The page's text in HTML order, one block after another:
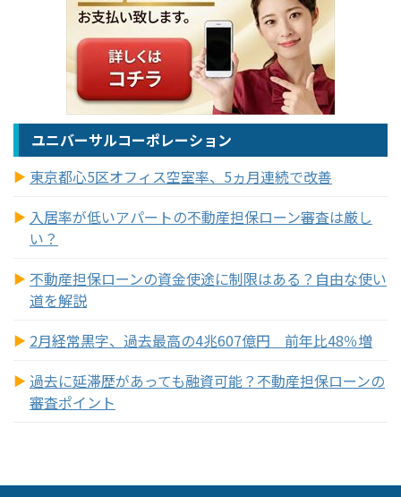
ユニバーサルコーポレーション
東京都心5区オフィス空室率、5ヵ月連続で改善
入居率が低いアパートの不動産担保ローン審査は厳し
い？
不動産担保ローンの資金使途に制限はある？自由な使い
道を解説
2月経常黒字、過去最高の4兆607億円 前年比48％増
過去に延滞歴があっても融資可能？不動産担保ローンの
審査ポイント